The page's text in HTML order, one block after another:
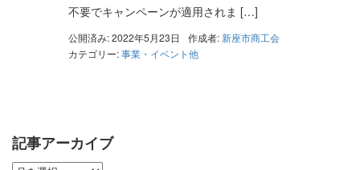
不要でキャンペーンが適用されま […]
公開済み: 2022年5月23日 作成者:新座市商工会
カテゴリー:事業・イベント他
記事アーカイブ